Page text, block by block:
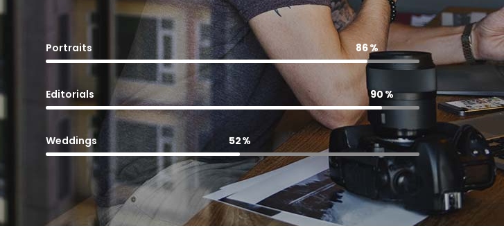
Portraits 86
Editorials 90
Weddings 52